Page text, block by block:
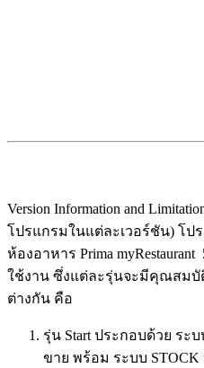
Version Information and
โปรแกรมในแต่ละเวอร์ชัน) โป
ห้องอาหาร Prima
ใช้งาน ซึ่งแต่ละรุ่นจะมีคุณสมบั
ต่างกัน คือ
รุ่น Start ประกอบด้วย ร
ขาย พร้อม ระบบ